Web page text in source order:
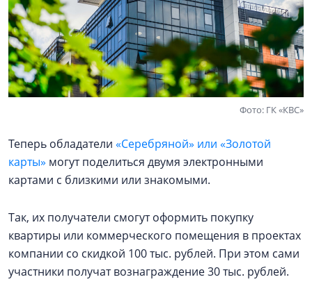
Фото: ГК «КВС»
Теперь обладатели «Серебряной» или «Золотой
карты» могут поделиться двумя электронными
картами с близкими или знакомыми.
Так, их получатели смогут оформить покупку
квартиры или коммерческого помещения в проектах
компании со скидкой 100 тыс. рублей. При этом сами
участники получат вознаграждение 30 тыс. рублей.